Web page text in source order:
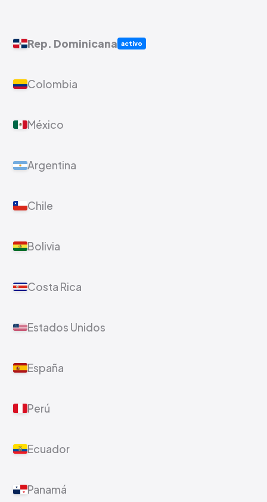
Rep. Dominicana activo
Colombia
México
Argentina
Chile
Bolivia
Costa Rica
Estados Unidos
España
Perú
Ecuador
Panamá